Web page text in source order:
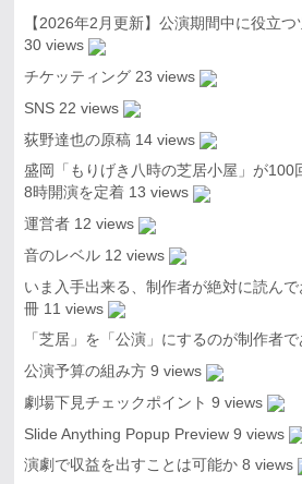
【2026年2月更新】公演期間中に役立
30 views
チケッティング 23 views
SNS 22 views
荻野達也の原稿 14 views
盛岡「もりげき八時の芝居小屋」が100
8時開演を定着 13 views
運営者 12 views
音のレベル 12 views
いま入手出来る、制作者が絶対に読ん
冊 11 views
「芝居」を「公演」にするのが制作者で
公演予算の組み方 9 views
劇場下見チェックポイント 9 views
Slide Anything Popup Preview 9 views
演劇で収益を出すことは可能か 8 views